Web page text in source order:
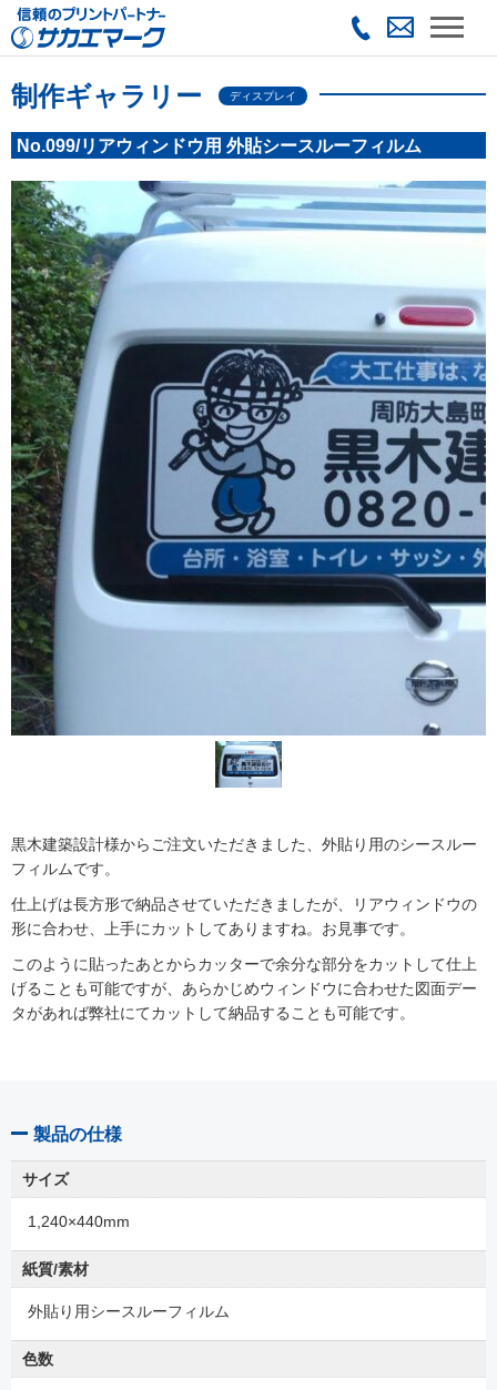
制作ギャラリー ディスプレイ
No.099/リアウィンドウ用 外貼シースルーフィルム
黒木建築設計様からご注文いただきました、外貼り用のシースルー
フィルムです。
仕上げは長方形で納品させていただきましたが、リアウィンドウの
形に合わせ、上手にカットしてありますね。お見事です。
このように貼ったあとからカッターで余分な部分をカットして仕上
げることも可能ですが、あらかじめウィンドウに合わせた図面デー
タがあれば弊社にてカットして納品することも可能です。
製品の仕様
サイズ
1,240×440mm
紙質/素材
外貼り用シースルーフィルム
色数